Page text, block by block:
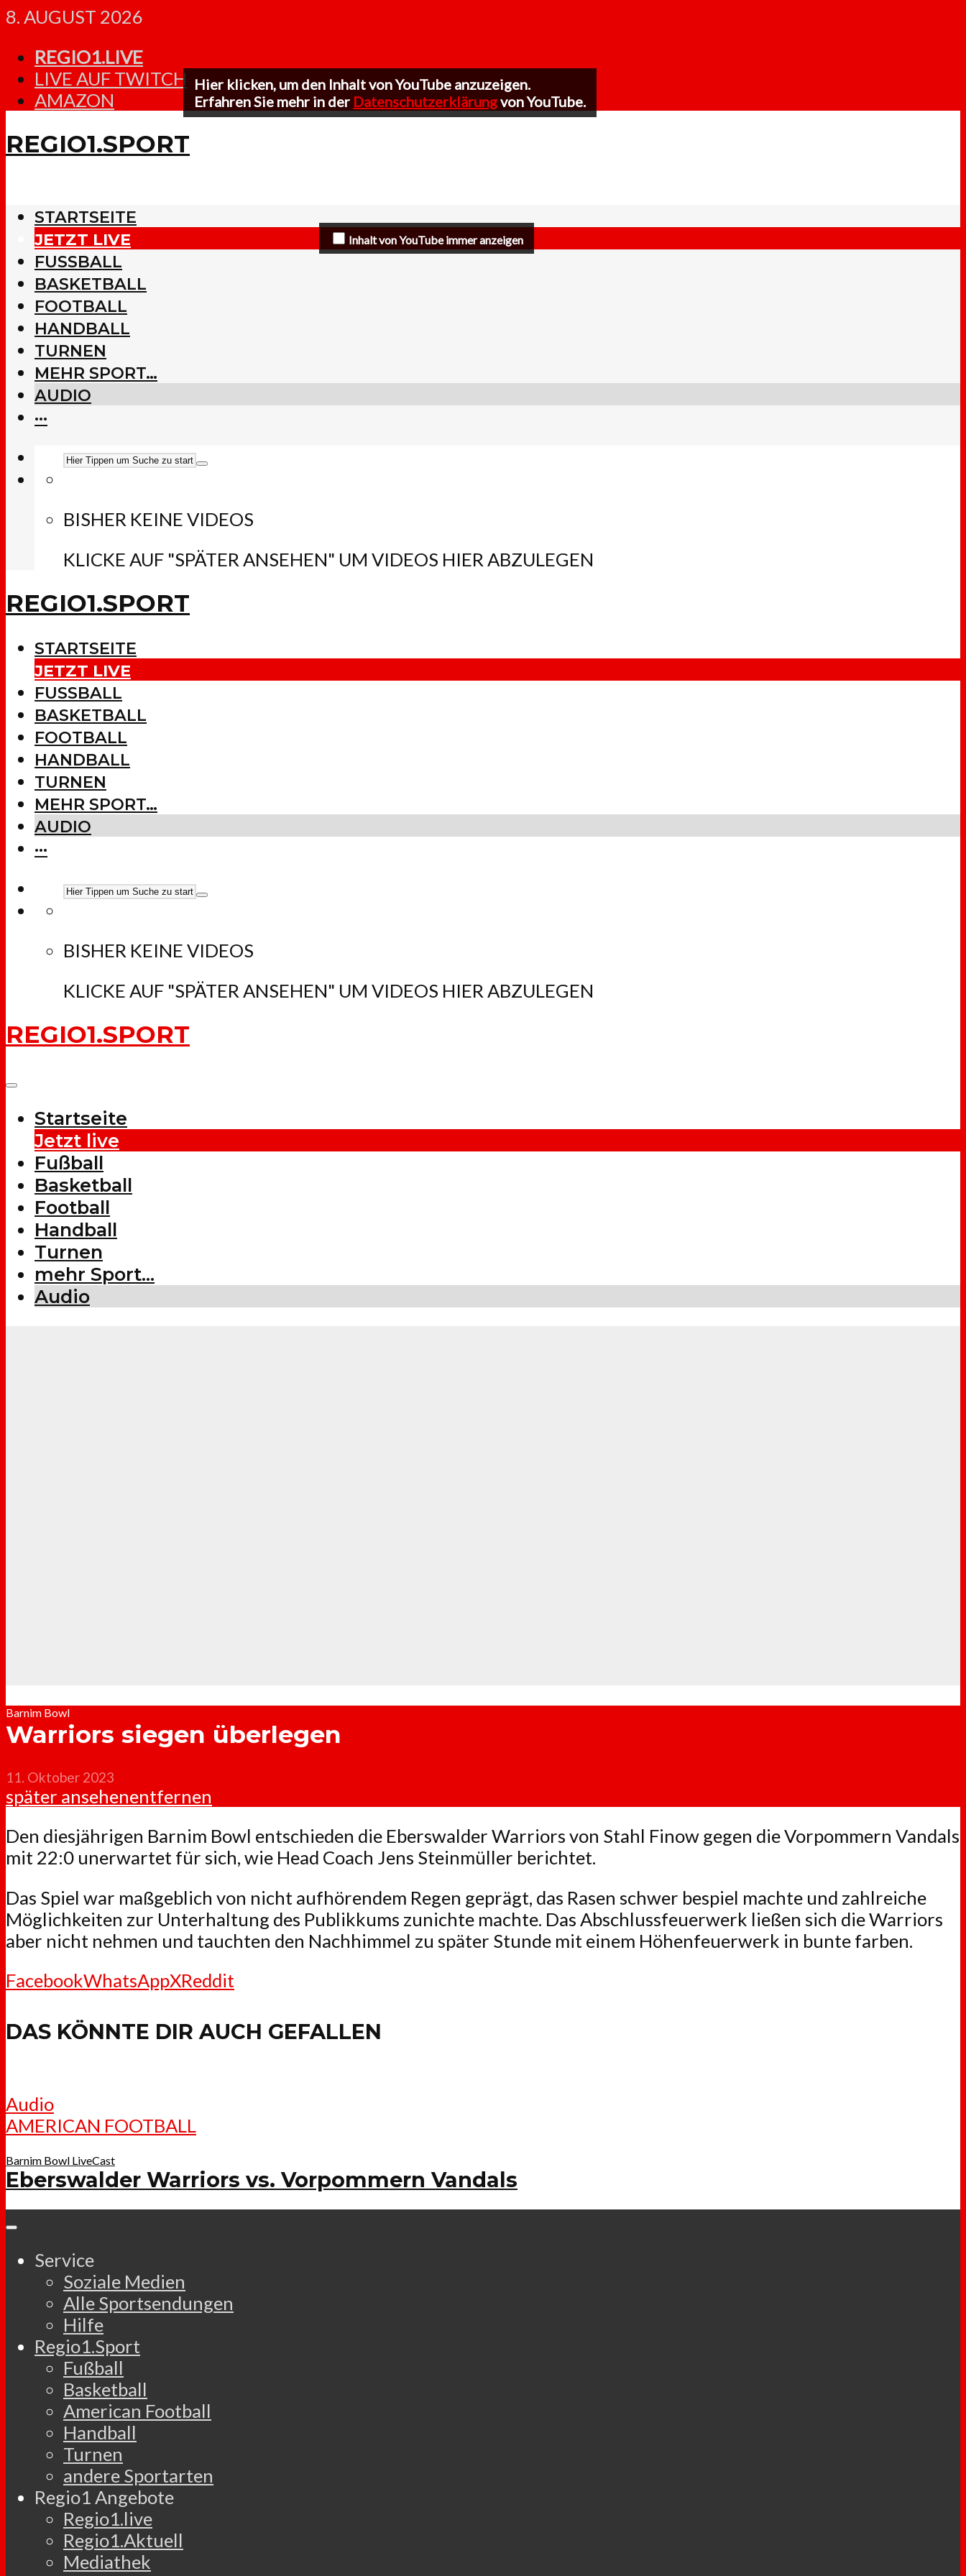
8. AUGUST 2026
REGIO1.LIVE
LIVE AUF TWITCH
AMAZON
REGIO1.SPORT
STARTSEITE
JETZT LIVE
FUSSBALL
BASKETBALL
FOOTBALL
HANDBALL
TURNEN
MEHR SPORT…
AUDIO
···
BISHER KEINE VIDEOS
KLICKE AUF "SPÄTER ANSEHEN" UM VIDEOS HIER ABZULEGEN
REGIO1.SPORT
STARTSEITE
JETZT LIVE
FUSSBALL
BASKETBALL
FOOTBALL
HANDBALL
TURNEN
MEHR SPORT…
AUDIO
···
BISHER KEINE VIDEOS
KLICKE AUF "SPÄTER ANSEHEN" UM VIDEOS HIER ABZULEGEN
REGIO1.SPORT
Startseite
Jetzt live
Fußball
Basketball
Football
Handball
Turnen
mehr Sport…
Audio
Hier klicken, um den Inhalt von YouTube anzuzeigen.
Erfahren Sie mehr in der Datenschutzerklärungvon YouTube.
Inhalt von YouTube immer anzeigen
Barnim Bowl
Warriors siegen überlegen
11. Oktober 2023
später ansehenentfernen
Den diesjährigen Barnim Bowl entschieden die Eberswalder Warriors von Stahl Finow gegen die Vorpommern Vandals
mit 22:0 unerwartet für sich, wie Head Coach Jens Steinmüller berichtet.
Das Spiel war maßgeblich von nicht aufhörendem Regen geprägt, das Rasen schwer bespiel machte und zahlreiche
Möglichkeiten zur Unterhaltung des Publikkums zunichte machte. Das Abschlussfeuerwerk ließen sich die Warriors
aber nicht nehmen und tauchten den Nachhimmel zu später Stunde mit einem Höhenfeuerwerk in bunte farben.
FacebookWhatsAppXReddit
DAS KÖNNTE DIR AUCH GEFALLEN
Audio
AMERICAN FOOTBALL
Barnim Bowl LiveCast
Eberswalder Warriors vs. Vorpommern Vandals
Service
Soziale Medien
Alle Sportsendungen
Hilfe
Regio1.Sport
Fußball
Basketball
American Football
Handball
Turnen
andere Sportarten
Regio1 Angebote
Regio1.live
Regio1.Aktuell
Mediathek